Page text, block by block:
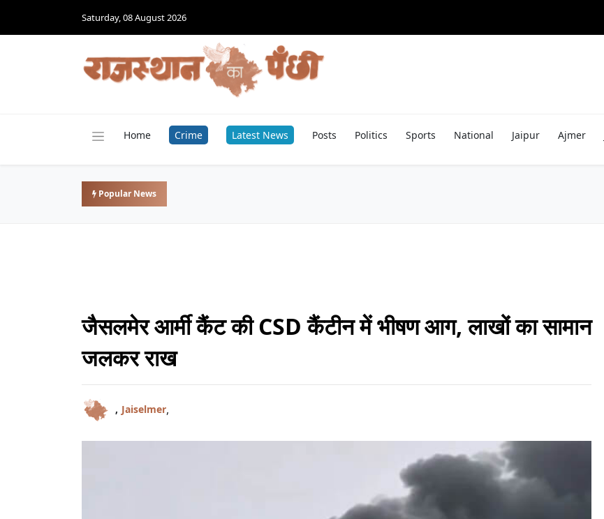
Saturday, 08 August 2026
Home Crime Latest News Posts Politics Sports National Jaipur Ajmer
Popular News
जैसलमेर आर्मी कैंट की CSD कैंटीन में भीषण आग, लाखों का सामान
जलकर राख
, Jaiselmer,